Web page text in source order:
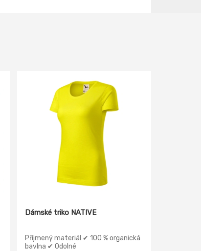
Dámské triko NATIVE
Příjmený materiál ✔ 100 % organická
bavlna ✔ Odolné